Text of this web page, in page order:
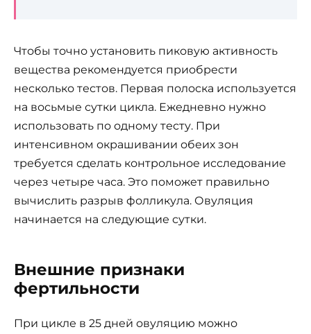
Чтобы точно установить пиковую активность
вещества рекомендуется приобрести
несколько тестов. Первая полоска используется
на восьмые сутки цикла. Ежедневно нужно
использовать по одному тесту. При
интенсивном окрашивании обеих зон
требуется сделать контрольное исследование
через четыре часа. Это поможет правильно
вычислить разрыв фолликула. Овуляция
начинается на следующие сутки.
Внешние признаки
фертильности
При цикле в 25 дней овуляцию можно